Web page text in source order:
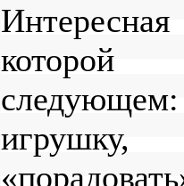
которой
игрушку,